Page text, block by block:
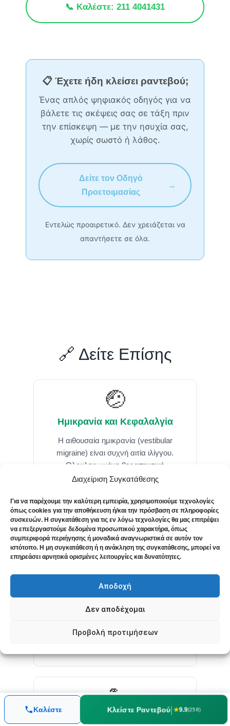
Διαχείριση Συγκατάθεσης
Για να παρέχουμε την καλύτερη εμπειρία, χρησιμοποιούμε τεχνολογίες
όπως cookies για την αποθήκευση ή/και την πρόσβαση σε πληροφορίες
συσκευών. Η συγκατάθεση για τις εν λόγω τεχνολογίες θα μας επιτρέψει
να επεξεργαστούμε δεδομένα προσωπικού χαρακτήρα, όπως
συμπεριφορά περιήγησης ή μοναδικά αναγνωριστικά σε αυτόν τον
ιστότοπο. Η μη συγκατάθεση ή η ανάκληση της συγκατάθεσης, μπορεί να
επηρεάσει αρνητικά ορισμένες λειτουργίες και δυνατότητες.
Αποδοχή
Δεν αποδέχομαι
Προβολή προτιμήσεων
📞 Καλέστε: 211 4041431
📋 Έχετε ήδη κλείσει ραντεβού;
Ένας απλός ψηφιακός οδηγός για να
βάλετε τις σκέψεις σας σε τάξη πριν
την επίσκεψη — με την ησυχία σας,
χωρίς σωστό ή λάθος.
Δείτε τον Οδηγό
Προετοιμασίας
→
Εντελώς προαιρετικό. Δεν χρειάζεται να
απαντήσετε σε όλα.
🔗 Δείτε Επίσης
🤕
Ημικρανία και Κεφαλαλγία
Η αιθουσαία ημικρανία (vestibular
migraine) είναι συχνή αιτία ιλίγγου.
Ολοκληρωμένη θεραπευτική
προσέγγιση.
ΝΕΥΡΟΛΟΓΙΚΆ
😰
Άγχος και Κρίσεις Πανικού
επιδεινωτικοί παράγοντες του ιλίγγου.
💪
Ινομυαλγία & Χρόνιος Πόνος
Καλέστε Κλείστε Ραντεβού| ★9.9(258)